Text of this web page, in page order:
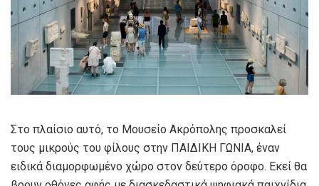
Στο πλαίσιο αυτό, το Μουσείο Ακρόπολης προσκαλεί
τους μικρούς του φίλους στην ΠΑΙΔΙΚΗ ΓΩΝΙΑ, έναν
ειδικά διαμορφωμένο χώρο στον δεύτερο όροφο. Εκεί θα